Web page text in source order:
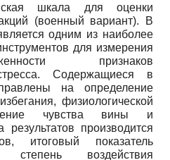
шкала для оценки
(военный вариант). В
одним из наиболее
для измерения
признаков
стресса. Содержащиеся в
на определение
физиологической
чувства вины и
результатов производится
итоговый показатель
степень воздействия